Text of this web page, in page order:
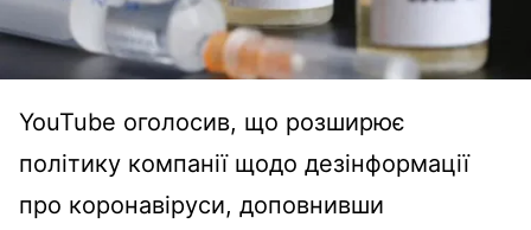
YouTube оголосив, що розширює
політику компанії щодо дезінформації
про коронавіруси, доповнивши